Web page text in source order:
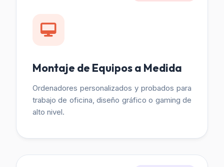
Montaje de Equipos a Medida
Ordenadores personalizados y probados para
trabajo de oficina, diseño gráfico o gaming de
alto nivel.